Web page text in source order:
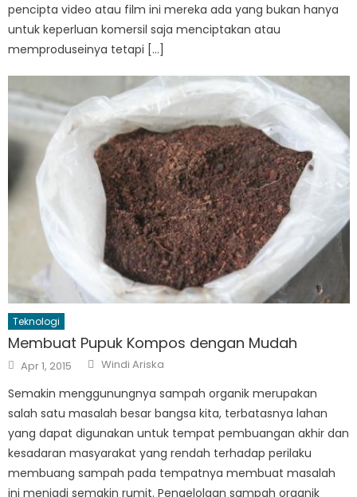
pencipta video atau film ini mereka ada yang bukan hanya
untuk keperluan komersil saja menciptakan atau
memproduseinya tetapi […]
Teknologi
Membuat Pupuk Kompos dengan Mudah
Posted
on
Apr 1, 2015 Author
Windi Ariska
Semakin menggunungnya sampah organik merupakan
salah satu masalah besar bangsa kita, terbatasnya lahan
yang dapat digunakan untuk tempat pembuangan akhir dan
kesadaran masyarakat yang rendah terhadap perilaku
membuang sampah pada tempatnya membuat masalah
ini menjadi semakin rumit. Pengelolaan sampah organik